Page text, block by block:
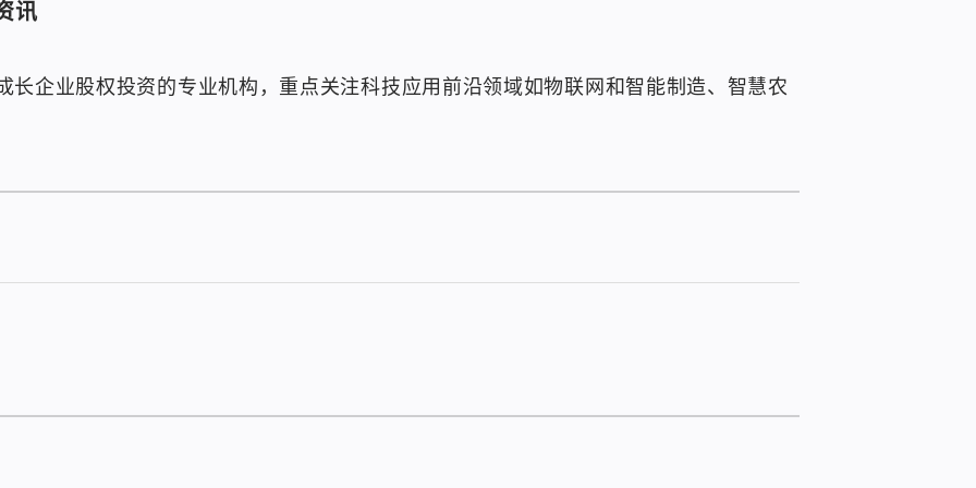
讯
长企业股权投资的专业机构，重点关注科技应用前沿领域如物联网和智能制造、智慧农